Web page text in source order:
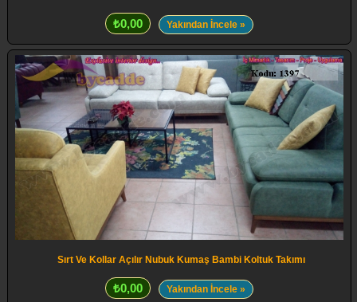
₺0,00 Yakından İncele »
Sırt Ve Kollar Açılır Nubuk Kumaş Bambi Koltuk Takımı
₺0,00 Yakından İncele »